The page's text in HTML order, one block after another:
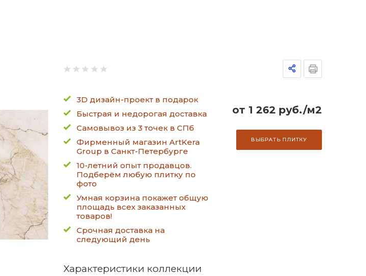
3D дизайн-проект в подарок
Быстрая и недорогая доставка
Самовывоз из 3 точек в СПб
Фирменный магазин ArtKera
Group в Санкт-Петербурге
10-летний опыт продавцов.
Подберём любую плитку по
фото
Умная корзина покажет общую
площадь всех заказанных
товаров!
Срочная доставка на
следующий день
от 1 262 руб./м2
ВЫБРАТЬ ПЛИТКУ
Характеристики коллекции